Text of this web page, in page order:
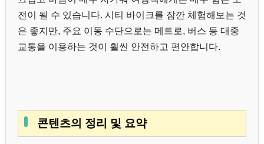
전이 될 수 있습니다. 시티 바이크를 잠깐 체험해보는 것
은 좋지만, 주요 이동 수단으로는 메트로, 버스 등 대중
교통을 이용하는 것이 훨씬 안전하고 편안합니다.
콘텐츠의 정리 및 요약